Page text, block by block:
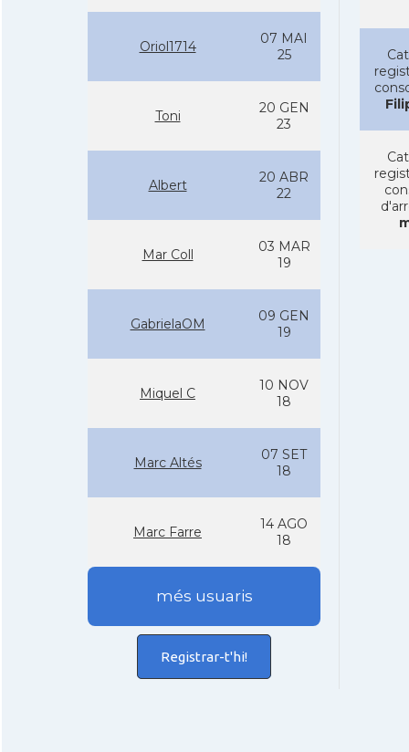
Oriol1714
07 MAI
25
Toni
20 GEN
23
Albert
20 ABR
22
Mar Coll
03 MAR
19
GabrielaOM
09 GEN
19
Miquel C
10 NOV
18
Marc Altés
07 SET
18
Marc Farre
14 AGO
18
més usuaris
Registrar-t'hi!